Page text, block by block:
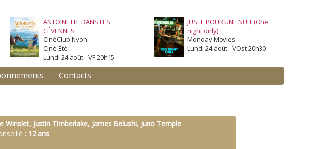
ANTOINETTE DANS LES
CÉVENNES
CinéClub Nyon
Ciné Été
Lundi 24 août - VF 20h15
JUSTE POUR UNE NUIT (One
night only)
Monday Movies
Lundi 24 août - VOst 20h30
Contacts
Winslet, Justin Timberlake, James Belushi, Juno Temple
: 12 ans